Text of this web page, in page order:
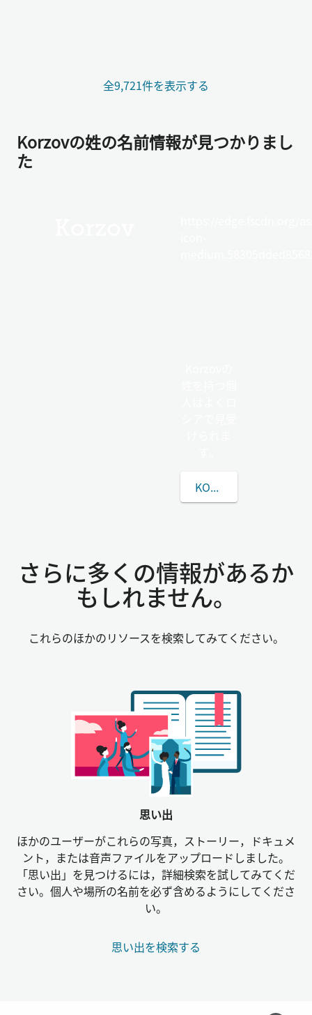
全9,721件を表示する
Korzovの姓の名前情報が見つかりまし
た
KORZOVの姓について
さらに多くの情報があるか
もしれません。
これらのほかのリソースを検索してみてください。
思い出
ほかのユーザーがこれらの写真，ストーリー，ドキュメ
ント，または音声ファイルをアップロードしました。
「思い出」を見つけるには，詳細検索を試してみてくだ
さい。個人や場所の名前を必ず含めるようにしてくださ
い。
思い出を検索する